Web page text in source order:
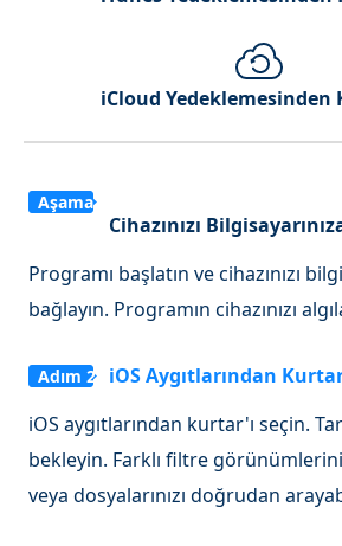
iCloud Yedeklemesinden
Aşama
Cihazınızı
Programı başlatın ve cihazınızı
bağlayın. Programın cihazınızı
Adım 2
iOS Aygıtlarından
iOS aygıtlarından kurtar'ı seçin.
bekleyin. Farklı filtre
veya dosyalarınızı doğrudan